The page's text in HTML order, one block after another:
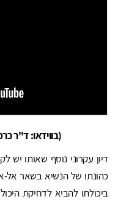
(בווידאו: ד"ר
דיון עקרוני נוסף שאותו
כהונתו של הנשיא בשאר אל-
ביכולתו להביא לדחיקת